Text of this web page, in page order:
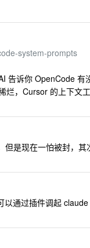
system-prompts
告诉你 OpenCode
烂，Cursor 的上下文
是现在一怕被封，
通过插件调起